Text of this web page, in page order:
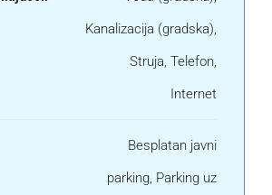
Kanalizacija (gradska),
Struja, Telefon,
Internet
Besplatan javni
parking, Parking uz